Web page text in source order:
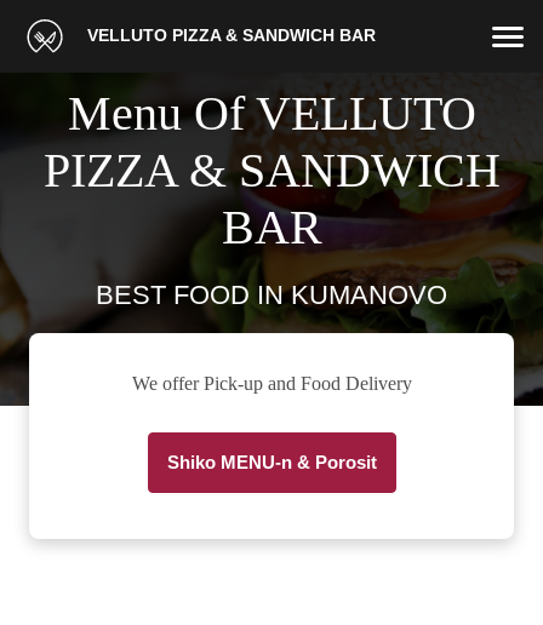
VELLUTO PIZZA & SANDWICH BAR
Menu Of VELLUTO
PIZZA & SANDWICH
BAR
BEST FOOD IN KUMANOVO
We offer Pick-up and Food Delivery
Shiko MENU-n & Porosit